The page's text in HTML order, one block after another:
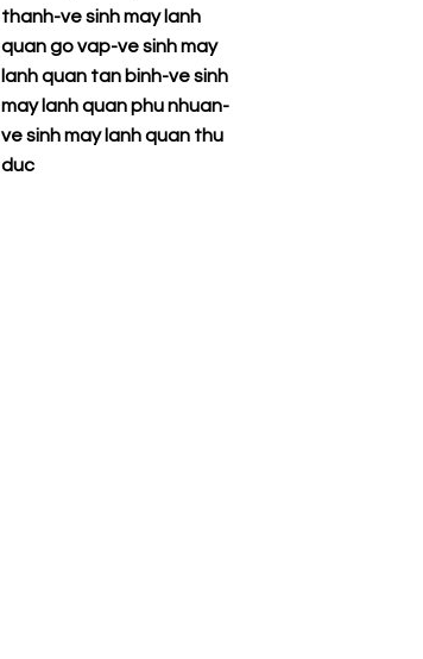
thanh-ve sinh may lanh
quan go vap-ve sinh may
lanh quan tan binh-ve sinh
may lanh quan phu nhuan-
ve sinh may lanh quan thu
duc